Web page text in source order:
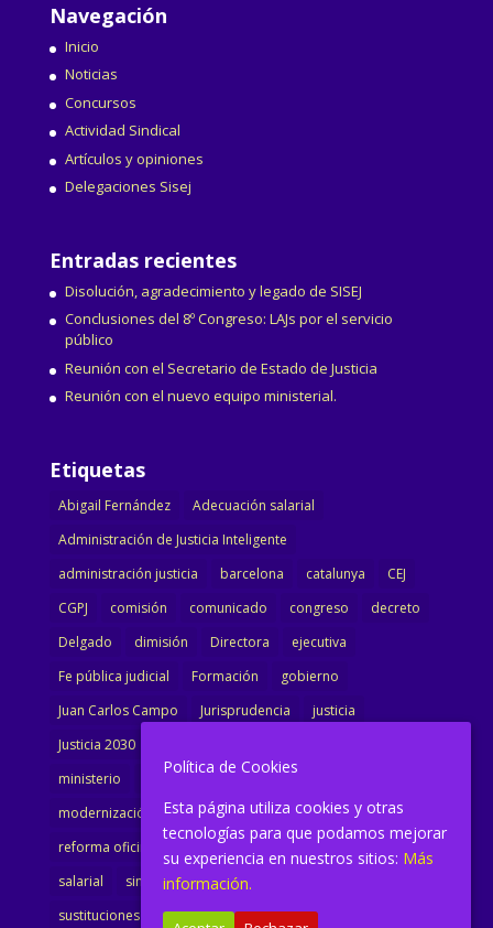
Navegación
Inicio
Noticias
Concursos
Actividad Sindical
Artículos y opiniones
Delegaciones Sisej
Entradas recientes
Disolución, agradecimiento y legado de SISEJ
Conclusiones del 8º Congreso: LAJs por el servicio
público
Reunión con el Secretario de Estado de Justicia
Reunión con el nuevo equipo ministerial.
Etiquetas
Abigail Fernández
Adecuación salarial
Administración de Justicia Inteligente
administración justicia
barcelona catalunya
CEJ
CGPJ
comisión comunicado congreso
decreto
Delgado
dimisión Directora
ejecutiva
Fe pública judicial
Formación
gobierno
Juan Carlos Campo
Jurisprudencia
justicia
Justicia 2030
ministerio
Ministra Justicia
Ministro de Justicia
modernización
noticias Portavoz
reforma
reforma oficina
renovación retribuciones
reunión
salarial
sindicalismo sindicato
sustituciones
Textualización Transcripciones
Política de Cookies
Esta página utiliza cookies y otras
tecnologías para que podamos mejorar
su experiencia en nuestros sitios: Más
información.